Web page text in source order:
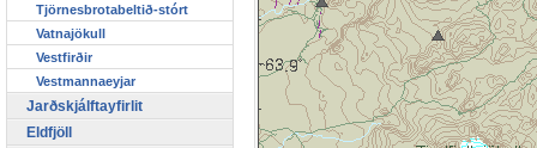
Tjörnesbrotabeltið-stórt
Vatnajökull
Vestfirðir
Vestmannaeyjar
Jarðskjálftayfirlit
Eldfjöll